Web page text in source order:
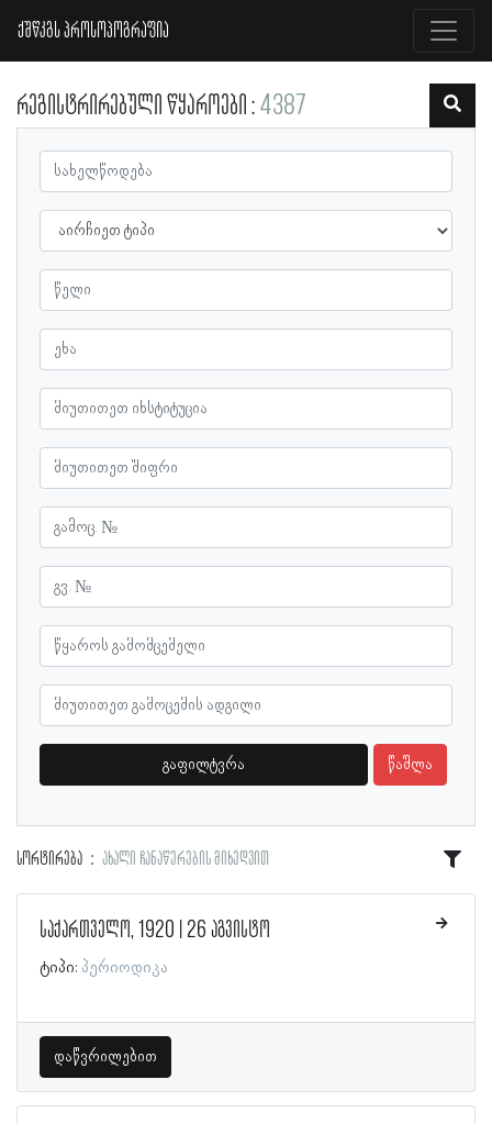
ქშწკგს პროსოპოგრაფია
რეგისტრირებული წყაროები 4387
გაფილტვრა წაშლა
სორტირება ახალი ჩანაწერების მიხედვით
საქართველო, 1920 | 26 აგვისტო
ტიპი: პერიოდიკა
დაწვრილებით